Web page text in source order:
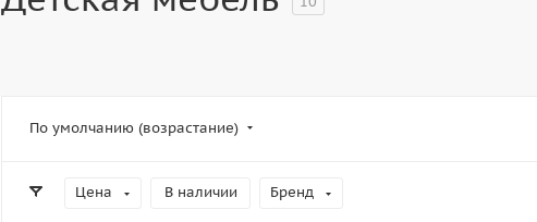
По умолчанию (возрастание)
Цена В наличии Бренд